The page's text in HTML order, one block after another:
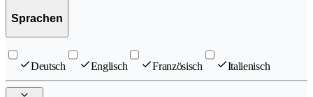
Sprachen
Deutsch Englisch Französisch Italienisch